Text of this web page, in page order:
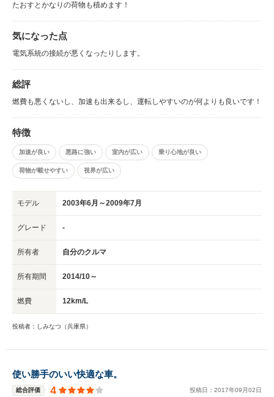
たおすとかなりの荷物も積めます！
気になった点
電気系統の接続が悪くなったりします。
総評
燃費も悪くないし、加速も出来るし、運転しやすいのが何よりも良いです！
特徴
加速が良い 悪路に強い 室内が広い 乗り心地が良い
荷物が載せやすい 視界が広い
モデル 2003年6月～2009年7月
グレード -
所有者 自分のクルマ
所有期間 2014/10～
燃費 12km/L
投稿者：しみなつ（兵庫県）
使い勝手のいい快適な車。
総合評価 4 投稿日： 2017年09 月02日